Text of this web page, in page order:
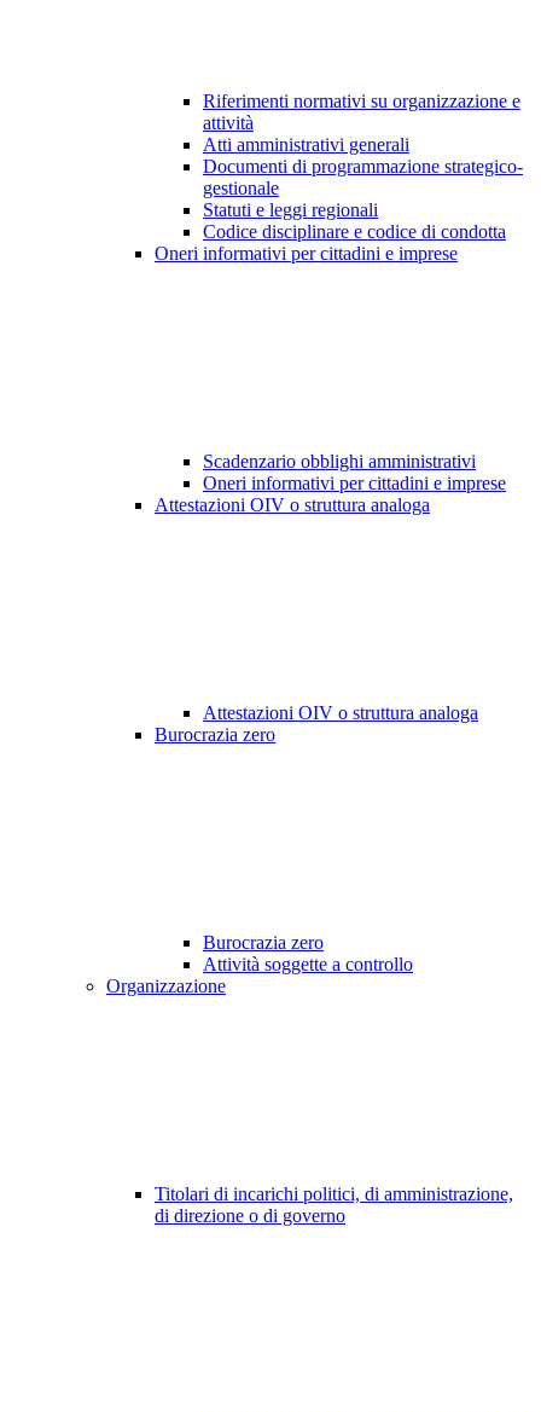
Riferimenti normativi su organizzazione e
attività
Atti amministrativi generali
Documenti di programmazione strategico-
gestionale
Statuti e leggi regionali
Codice disciplinare e codice di condotta
Oneri informativi per cittadini e imprese
Scadenzario obblighi amministrativi
Oneri informativi per cittadini e imprese
Attestazioni OIV o struttura analoga
Attestazioni OIV o struttura analoga
Burocrazia zero
Burocrazia zero
Attività soggette a controllo
Organizzazione
Titolari di incarichi politici, di amministrazione,
di direzione o di governo